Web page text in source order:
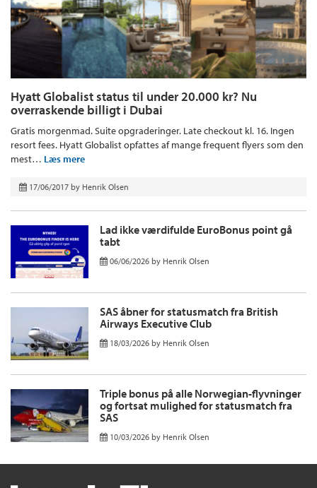
Hyatt Globalist status til under 20.000 kr? Nu
overraskende billigt i Dubai
Gratis morgenmad. Suite opgraderinger. Late checkout kl. 16. Ingen
resort fees. Hyatt Globalist opfattes af mange frequent flyers som den
mest… Læs mere
17/06/2017 by Henrik Olsen
Lad ikke værdifulde EuroBonus point gå
tabt
06/06/2026 by Henrik Olsen
SAS åbner for statusmatch fra British
Airways Executive Club
18/03/2026 by Henrik Olsen
Triple bonus på alle Norwegian-flyvninger
og fortsat mulighed for statusmatch fra
SAS
10/03/2026 by Henrik Olsen